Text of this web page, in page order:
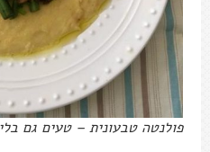
פולנטה טבעונית – טעים גם